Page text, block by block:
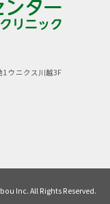
ウニクス川越3F
Inc. All Rights Reserved.